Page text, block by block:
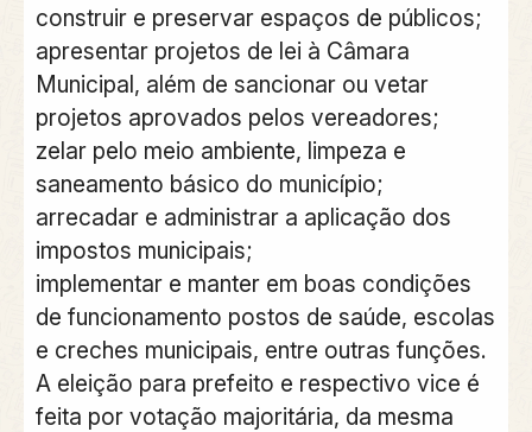
construir e preservar espaços de públicos;
apresentar projetos de lei à Câmara
Municipal, além de sancionar ou vetar
projetos aprovados pelos vereadores;
zelar pelo meio ambiente, limpeza e
saneamento básico do município;
arrecadar e administrar a aplicação dos
impostos municipais;
implementar e manter em boas condições
de funcionamento postos de saúde, escolas
e creches municipais, entre outras funções.
A eleição para prefeito e respectivo vice é
feita por votação majoritária, da mesma